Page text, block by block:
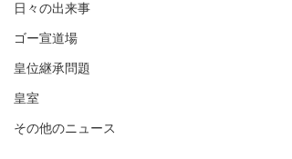
日々の出来事
ゴー宣道場
皇位継承問題
皇室
その他のニュース